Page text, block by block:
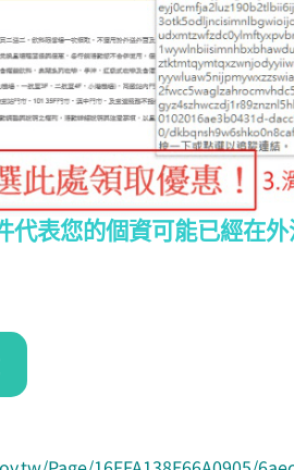
代表您的個資可能已經在